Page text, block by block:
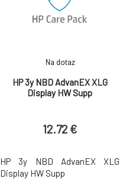
HP 3y NBD AdvanEX XLG
Display HW Supp
Na dotaz
12.72 €
HP 3y NBD AdvanEX XLG
Display HW Supp